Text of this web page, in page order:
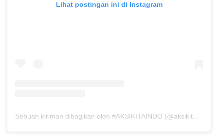
Lihat postingan ini di Instagram
Sebuah kiriman dibagikan oleh #AKSIKITAINDO (@aksikitaindonesia)